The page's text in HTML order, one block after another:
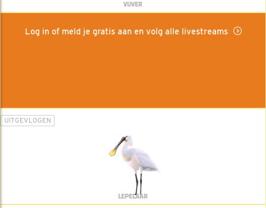
VIJVER
Log in of meld je gratis aan en volg alle livestreams
UITGEVLOGEN
LEPELAAR